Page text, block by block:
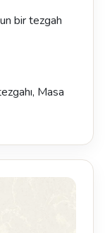
bir tezgah
Masa